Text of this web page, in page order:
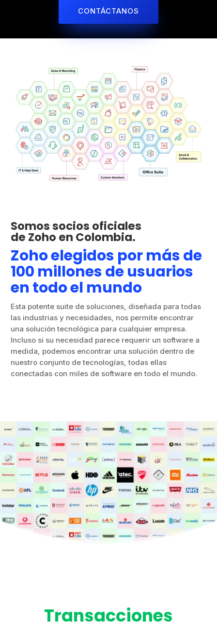
CONTÁCTANOS
Somos socios oficiales
de Zoho en Colombia.
Zoho elegidos por más de
100 millones de usuarios
en todo el mundo
Esta potente suite de soluciones, diseñada para todas
las industrias y necesidades, nos permite encontrar
una solución tecnológica para cualquier empresa.
Incluso si su necesidad parece requerir un software a
medida, podemos encontrar una solución dentro de
nuestro conjunto de tecnologías, todas ellas
conectadas con miles de software en todo el mundo.
Transacciones